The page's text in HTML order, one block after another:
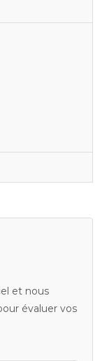
et nous
évaluer vos